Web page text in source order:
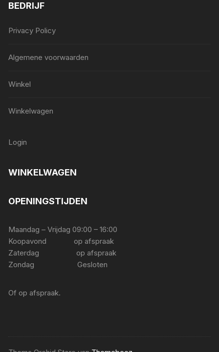
BEDRIJF
Privacy Policy
Algemene voorwaarden
Winkel
Winkelwagen
Login
WINKELWAGEN
OPENINGSTIJDEN
Maandag – Vrijdag 09:00 – 16:00
Koopavond op afspraak
Zaterdag op afspraak
Zondag Gesloten
Of op afspraak.